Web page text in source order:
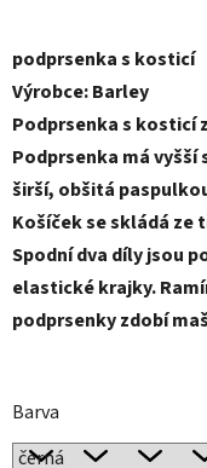
podprsenka s kosticí
Výrobce: Barley
Podprsenka s kosticí
Podprsenka má
širší, obšitá
Košíček se skládá ze
Spodní dva díly jsou
elastické krajky.
podprsenky zdobí
Barva